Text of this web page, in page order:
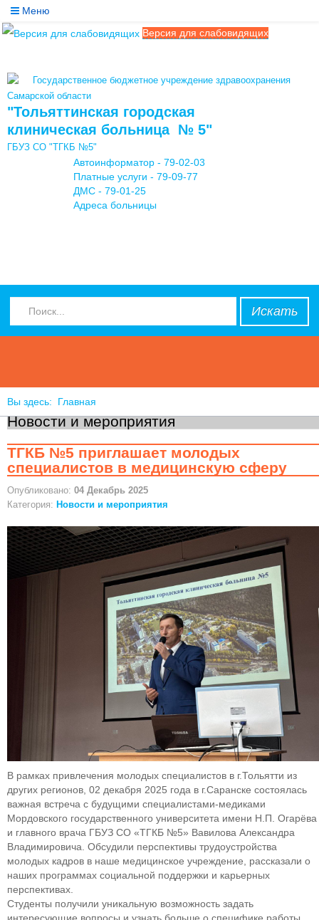
Версия для слабовидящих
Меню
Службы
Обратная связь
Мы в соцсетях
Государственное бюджетное учреждение здравоохранения
Самарской области
"Тольяттинская городская
клиническая больница № 5"
ГБУЗ СО "ТГКБ №5"
Автоинформатор - 79-02-03
Платные услуги - 79-09-77
ДМС - 79-01-25
Адреса больницы
Искать
Вы здесь: Главная
Новости и мероприятия
ТГКБ №5 приглашает молодых
специалистов в медицинскую сферу
Опубликовано: 04 Декабрь 2025
Категория: Новости и мероприятия
В рамках привлечения молодых специалистов в г.Тольятти из
других регионов, 02 декабря 2025 года в г.Саранске состоялась
важная встреча с будущими специалистами-медиками
Мордовского государственного университета имени Н.П. Огарёва
и главного врача ГБУЗ СО «ТГКБ №5» Вавилова Александра
Владимировича. Обсудили перспективы трудоустройства
молодых кадров в наше медицинское учреждение, рассказали о
наших программах социальной поддержки и карьерных
перспективах.
Студенты получили уникальную возможность задать